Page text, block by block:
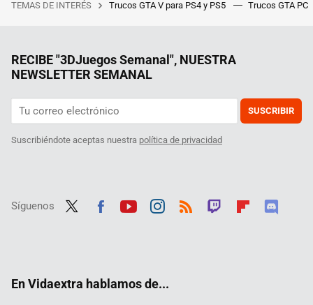
TEMAS DE INTERÉS Trucos GTA V para PS4 y PS5 Trucos GTA PC
RECIBE "3DJuegos Semanal", NUESTRA
NEWSLETTER SEMANAL
SUSCRIBIR
Suscribiéndote aceptas nuestra política de privacidad
Síguenos
En Vidaextra hablamos de...